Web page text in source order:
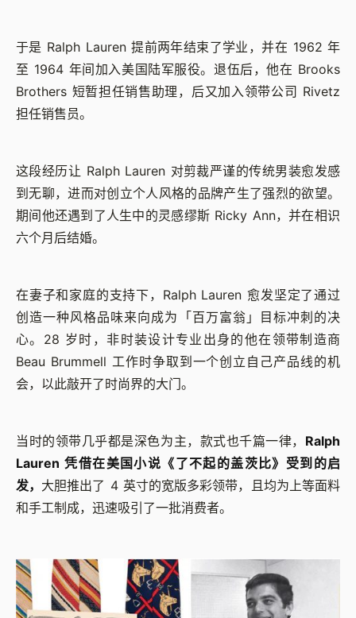
于是 Ralph Lauren 提前两年结束了学业，并在 1962 年
至 1964 年间加入美国陆军服役。退伍后，他在 Brooks
Brothers 短暂担任销售助理，后又加入领带公司 Rivetz
担任销售员。
这段经历让 Ralph Lauren 对剪裁严谨的传统男装愈发感
到无聊，进而对创立个人风格的品牌产生了强烈的欲望。
期间他还遇到了人生中的灵感缪斯 Ricky Ann，并在相识
六个月后结婚。
在妻子和家庭的支持下，Ralph Lauren 愈发坚定了通过
创造一种风格品味来向成为「百万富翁」目标冲刺的决
心。28 岁时，非时装设计专业出身的他在领带制造商
Beau Brummell 工作时争取到一个创立自己产品线的机
会，以此敲开了时尚界的大门。
当时的领带几乎都是深色为主，款式也千篇一律， Ralph
Lauren 凭借在美国小说《了不起的盖茨比》受到的启
发， 大胆推出了 4 英寸的宽版多彩领带，且均为上等面料
和手工制成，迅速吸引了一批消费者。